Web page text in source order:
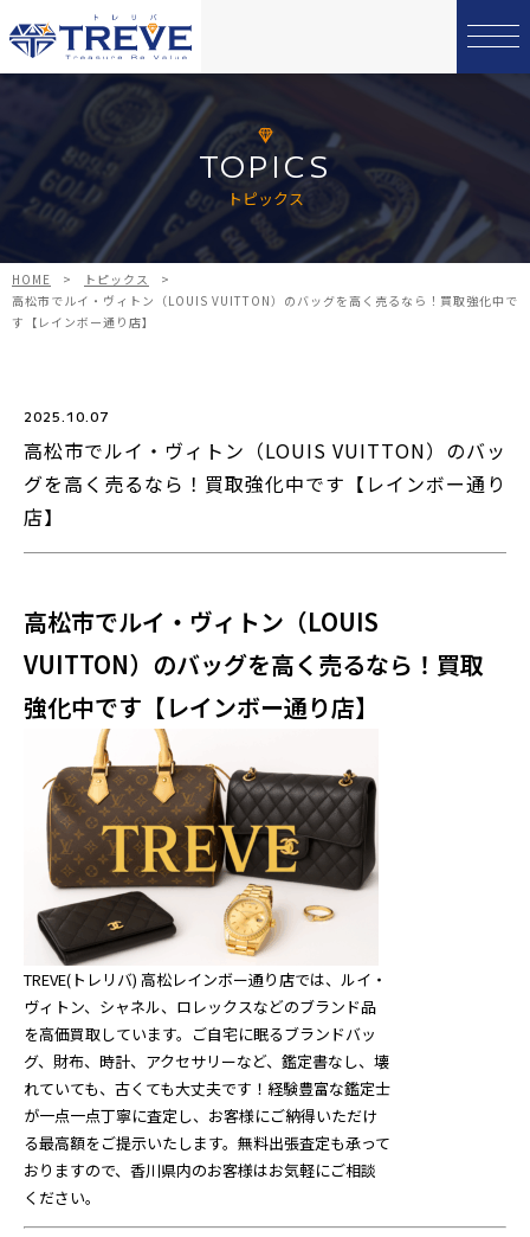
TOPICS
トピックス
HOME > トピックス
>
高松市でルイ・ヴィトン（LOUIS VUITTON）のバッグを高く売るなら！買取強化中で
す【レインボー通り店】
高松市でルイ・ヴィトン（LOUIS VUITTON）のバッ
グを高く売るなら！買取強化中です【レインボー通り
店】
2025.10.07
高松市でルイ・ヴィトン（LOUIS
VUITTON）のバッグを高く売るなら！買取
強化中です【レインボー通り店】
TREVE(トレリバ) 高松レインボー通り店では、ルイ・
ヴィトン、シャネル、ロレックスなどのブランド品
を高価買取しています。ご自宅に眠るブランドバッ
グ、財布、時計、アクセサリーなど、鑑定書なし、壊
れていても、古くても大丈夫です！経験豊富な鑑定士
が一点一点丁寧に査定し、お客様にご納得いただけ
る最高額をご提示いたします。無料出張査定も承って
おりますので、香川県内のお客様はお気軽にご相談
ください。